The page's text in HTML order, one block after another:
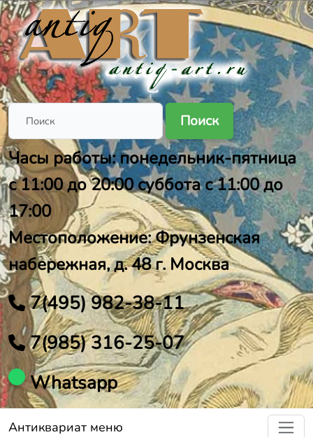
Поиск
Часы работы: понедельник-пятница
с 11:00 до 20:00 суббота с 11:00 до
17:00
Местоположение: Фрунзенская
набережная, д. 48 г. Москва
7(495) 982-38-11
7(985) 316-25-07
Whatsapp
Антиквариат меню